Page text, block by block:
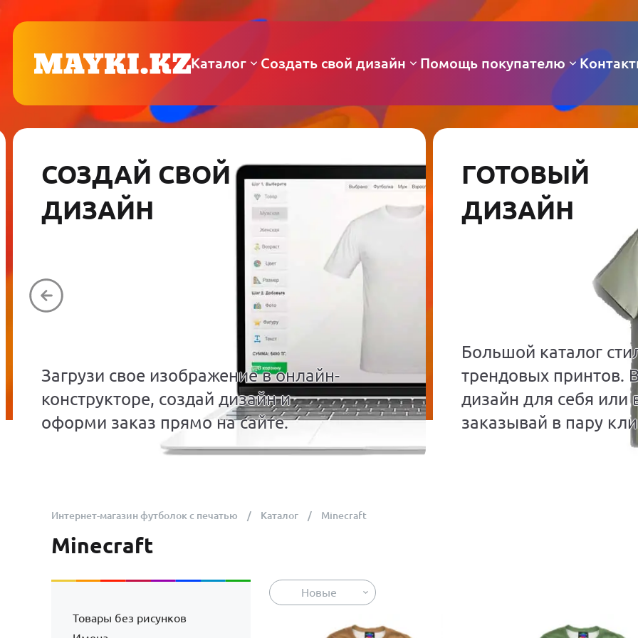
Каталог Создать свой дизайн Помощь покупателю
СОЗДАЙ СВОЙ
ДИЗАЙН
Загрузи свое изображение в онлайн-
конструкторе, создай дизайн и
оформи заказ прямо на сайте.
ГОТОВЫЙ
ДИЗАЙН
Большой каталог
трендовых принтов.
дизайн для себя или
заказывай в пару
Интернет-магазин футболок с печатью Каталог Minecraft
Minecraft
Товары без рисунков
Новые